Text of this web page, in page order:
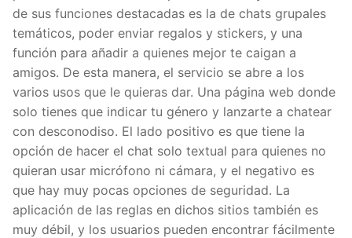
de sus funciones destacadas es la de chats grupales
temáticos, poder enviar regalos y stickers, y una
función para añadir a quienes mejor te caigan a
amigos. De esta manera, el servicio se abre a los
varios usos que le quieras dar. Una página web donde
solo tienes que indicar tu género y lanzarte a chatear
con desconodiso. El lado positivo es que tiene la
opción de hacer el chat solo textual para quienes no
quieran usar micrófono ni cámara, y el negativo es
que hay muy pocas opciones de seguridad. La
aplicación de las reglas en dichos sitios también es
muy débil, y los usuarios pueden encontrar fácilmente